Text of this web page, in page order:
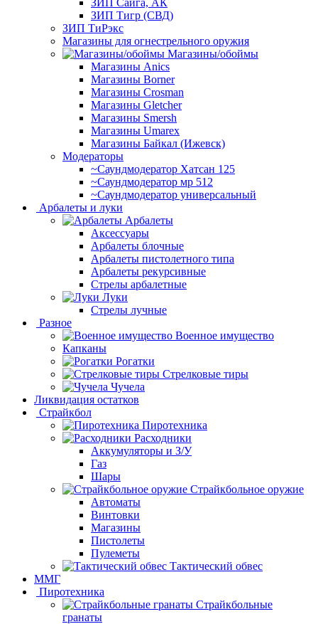
ЗИП Сайга, АК
ЗИП Тигр (СВД)
ЗИП ТиРэкс
Магазины для огнестрельного оружия
Магазины/обоймы
Магазины Anics
Магазины Borner
Магазины Crosman
Магазины Gletcher
Магазины Smersh
Магазины Umarex
Магазины Байкал (Ижевск)
Модераторы
~Cаундмодератор Хатсан 125
~Саундмодератор мр 512
~Саундмодератор универсальный
Арбалеты и луки
Арбалеты
Аксессуары
Арбалеты блочные
Арбалеты пистолетного типа
Арбалеты рекурсивные
Стрелы арбалетные
Луки
Стрелы лучные
Разное
Военное имущество
Капканы
Рогатки
Стрелковые тиры
Чучела
Ликвидация остатков
Страйкбол
Пиротехника
Расходники
Аккумуляторы и З/У
Газ
Шары
Страйкбольное оружие
Автоматы
Винтовки
Магазины
Пистолеты
Пулеметы
Тактический обвес
ММГ
Пиротехника
Страйкбольные
гранаты